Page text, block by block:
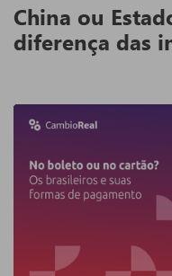
China ou
diferença das